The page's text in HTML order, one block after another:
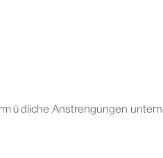
Anstrengungen